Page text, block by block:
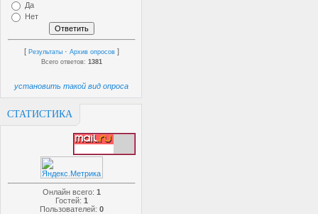
Да
Нет
[ Результаты · Архив опросов ]
Всего ответов: 1381
установить такой вид опроса
СТАТИСТИКА
Онлайн всего: 1
Гостей: 1
Пользователей: 0